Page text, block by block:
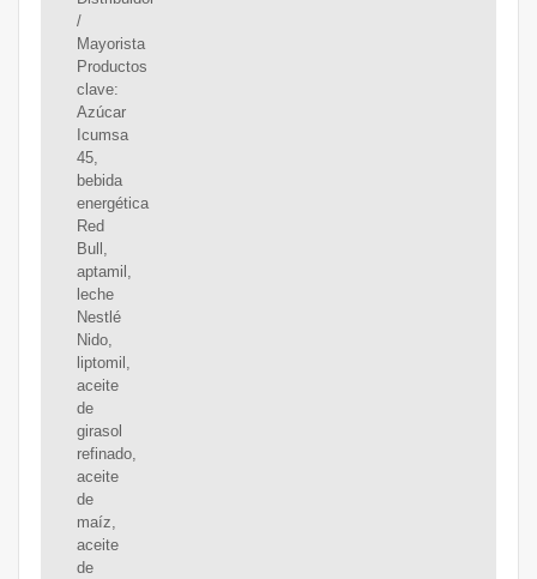
/
Mayorista
Productos
clave:
Azúcar
Icumsa
45,
bebida
energética
Red
Bull,
aptamil,
leche
Nestlé
Nido,
liptomil,
aceite
de
girasol
refinado,
aceite
de
maíz,
aceite
de